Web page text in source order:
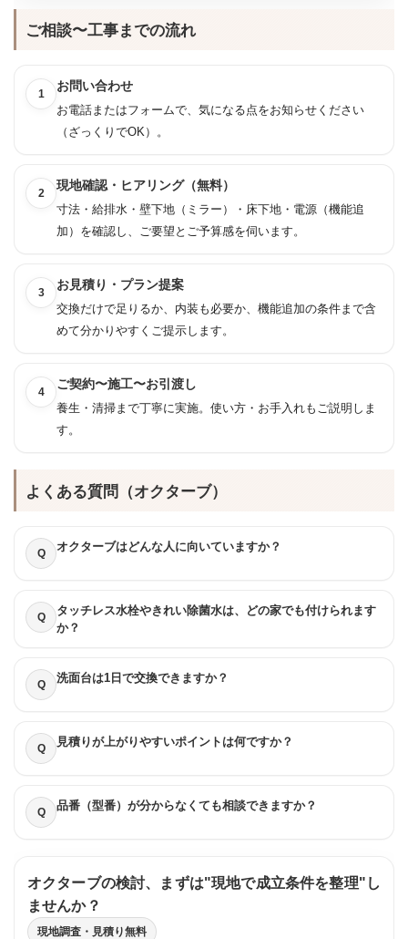
ご相談〜工事までの流れ
1
お問い合わせ
お電話またはフォームで、気になる点をお知らせください
（ざっくりでOK）。
2
現地確認・ヒアリング（無料）
寸法・給排水・壁下地（ミラー）・床下地・電源（機能追
加）を確認し、ご要望とご予算感を伺います。
3
お見積り・プラン提案
交換だけで足りるか、内装も必要か、機能追加の条件まで含
めて分かりやすくご提示します。
4
ご契約〜施工〜お引渡し
養生・清掃まで丁寧に実施。使い方・お手入れもご説明しま
す。
よくある質問（オクターブ）
Q オクターブはどんな人に向いていますか？
Q
タッチレス水栓やきれい除菌水は、どの家でも付けられます
か？
Q 洗面台は1日で交換できますか？
Q 見積りが上がりやすいポイントは何ですか？
Q 品番（型番）が分からなくても相談できますか？
オクターブの検討、まずは"現地で成立条件を整理"し
ませんか？
現地調査・見積り無料